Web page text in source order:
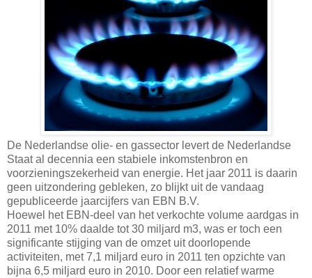
De Nederlandse olie- en gassector levert de Nederlandse
Staat al decennia een stabiele inkomstenbron en
voorzieningszekerheid van energie. Het jaar 2011 is daarin
geen uitzondering gebleken, zo blijkt uit de vandaag
gepubliceerde jaarcijfers van EBN B.V.
Hoewel het EBN-deel van het verkochte volume aardgas in
2011 met 10% daalde tot 30 miljard m3, was er toch een
significante stijging van de omzet uit doorlopende
activiteiten, met 7,1 miljard euro in 2011 ten opzichte van
bijna 6,5 miljard euro in 2010. Door een relatief warme